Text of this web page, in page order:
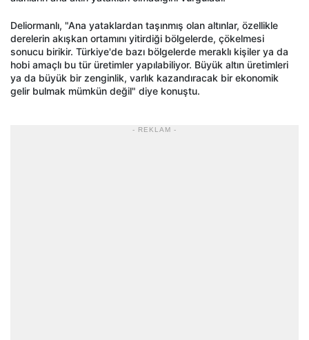
Deliormanlı, "Ana yataklardan taşınmış olan altınlar, özellikle
derelerin akışkan ortamını yitirdiği bölgelerde, çökelmesi
sonucu birikir. Türkiye'de bazı bölgelerde meraklı kişiler ya da
hobi amaçlı bu tür üretimler yapılabiliyor. Büyük altın üretimleri
ya da büyük bir zenginlik, varlık kazandıracak bir ekonomik
gelir bulmak mümkün değil" diye konuştu.
- REKLAM -